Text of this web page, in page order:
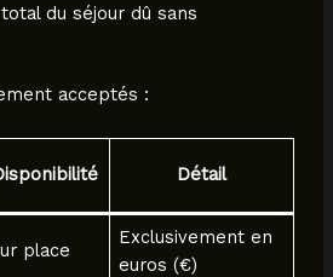
du séjour dû sans
acceptés :
Détail
place
Exclusivement en
euros (€)